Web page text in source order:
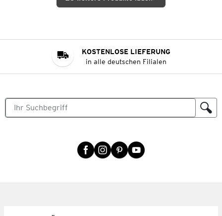
KOSTENLOSE LIEFERUNG
in alle deutschen Filialen